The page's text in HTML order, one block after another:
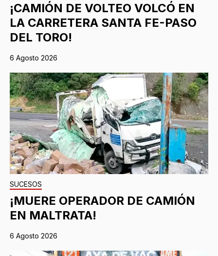
¡CAMIÓN DE VOLTEO VOLCÓ EN
LA CARRETERA SANTA FE-PASO
DEL TORO!
6 Agosto 2026
SUCESOS
¡MUERE OPERADOR DE CAMIÓN
EN MALTRATA!
6 Agosto 2026